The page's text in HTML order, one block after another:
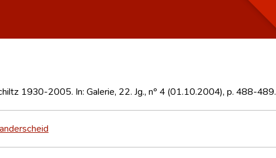
1930-2005. In: Galerie, 22. Jg., nº 4 (01.10.2004), p. 488-489.